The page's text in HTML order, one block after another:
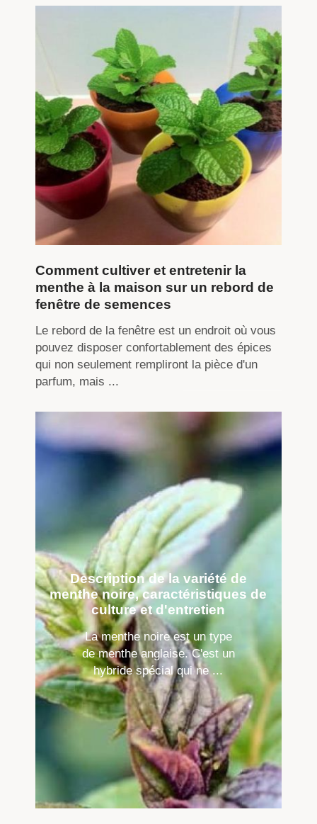
Comment cultiver et entretenir la
menthe à la maison sur un rebord de
fenêtre de semences
Le rebord de la fenêtre est un endroit où vous
pouvez disposer confortablement des épices
qui non seulement rempliront la pièce d'un
parfum, mais ...
Description de la variété de
menthe noire, caractéristiques de
culture et d'entretien
La menthe noire est un type
de menthe anglaise. C'est un
hybride spécial qui ne ...